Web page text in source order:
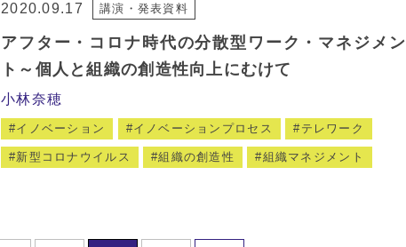
2020.09.17 講演・発表資料
アフター・コロナ時代の分散型ワーク・マネジメン
ト～個人と組織の創造性向上にむけて
小林奈穂
イノベーション イノベーションプロセス テレワーク
新型コロナウイルス 組織の創造性 組織マネジメント